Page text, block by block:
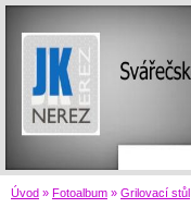
Úvod » Fotoalbum » Grilovací stůl